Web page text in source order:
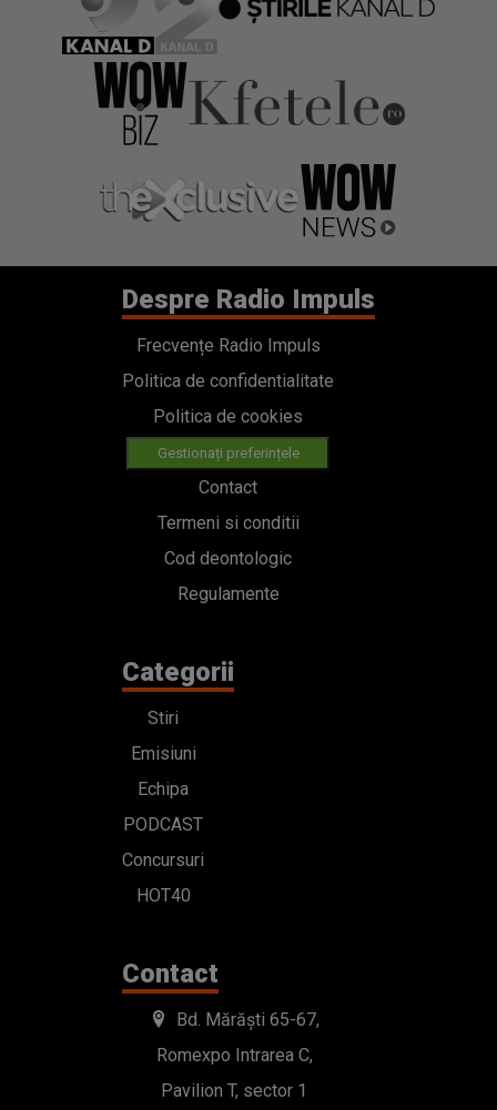
Despre Radio Impuls
Frecvențe Radio Impuls
Politica de confidentialitate
Politica de cookies
Gestionați preferințele
Contact
Termeni si conditii
Cod deontologic
Regulamente
Categorii
Stiri
Emisiuni
Echipa
PODCAST
Concursuri
HOT40
Contact
Bd. Mărăști 65-67,
Romexpo Intrarea C,
Pavilion T, sector 1